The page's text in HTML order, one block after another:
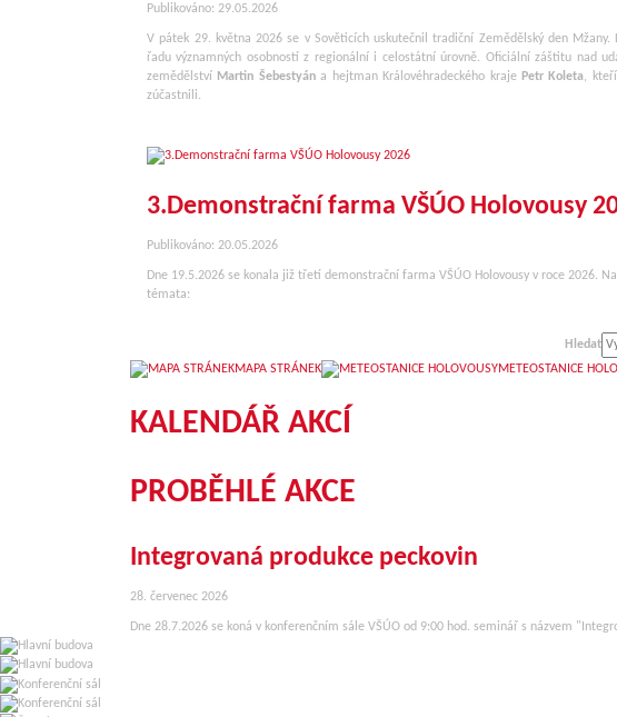
Publikováno: 29.05.2026
V pátek 29. května 2026 se v Sověticích uskutečnil tradiční Zemědělský den Mžany.
řadu významných osobností z regionální i celostátní úrovně. Oficiální záštitu nad
zemědělství Martin Šebestyána hejtman Královéhradeckého kraje Petr Koleta,
zúčastnili.
3.Demonstrační farma VŠÚO Holovousy
Publikováno: 20.05.2026
Dne 19.5.2026 se konala již třetí demonstrační farma VŠÚO Holovousy v roce 2026.
témata:
Hledat
MAPA STRÁNEK
METEOSTANICE
KALENDÁŘ AKCÍ
PROBĚHLÉ AKCE
Integrovaná produkce peckovin
28. červenec 2026
Dne 28.7.2026 se koná v konferenčním sále VŠÚO od 9:00 hod. seminář s názvem